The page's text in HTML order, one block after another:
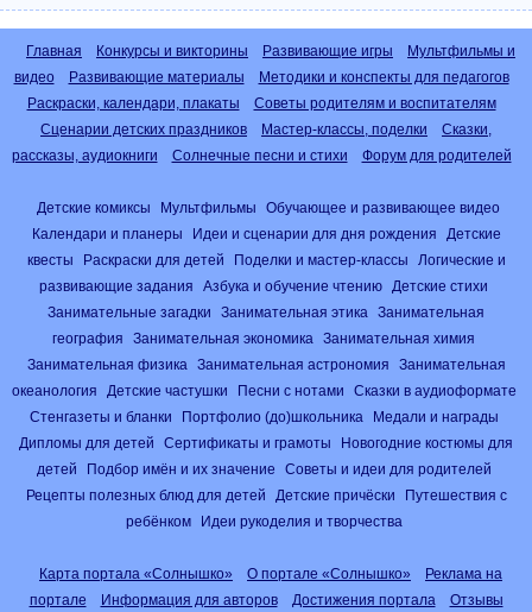
Главная Конкурсы и викторины Развивающие игры
Мультфильмы и
видео
Развивающие материалы
Методики и конспекты для педагогов
Раскраски, календари, плакаты
Советы родителям и воспитателям
Сценарии детских праздников
Мастер-классы, поделки
Сказки,
рассказы, аудиокниги
Солнечные песни и стихи Форум для родителей
Детские комиксы Мультфильмы
Обучающее и развивающее видео
Календари и планеры
Идеи и сценарии для дня рождения
Детские
квесты
Раскраски для детей Поделки и мастер-классы
Логические и
развивающие задания
Азбука и обучение чтению
Детские стихи
Занимательные загадки
Занимательная этика
Занимательная
география
Занимательная экономика
Занимательная химия
Занимательная физика
Занимательная астрономия
Занимательная
океанология
Детские частушки Песни с нотами
Сказки в аудиоформате
Стенгазеты и бланки
Портфолио (до)школьника
Медали и награды
Дипломы для детей
Сертификаты и грамоты
Новогодние костюмы для
детей
Подбор имён и их значение
Советы и идеи для родителей
Рецепты полезных блюд для детей
Детские причёски
Путешествия с
ребёнком
Идеи рукоделия и творчества
Карта портала «Солнышко» О портале «Солнышко»
Реклама на
портале
Информация для авторов Достижения портала Отзывы